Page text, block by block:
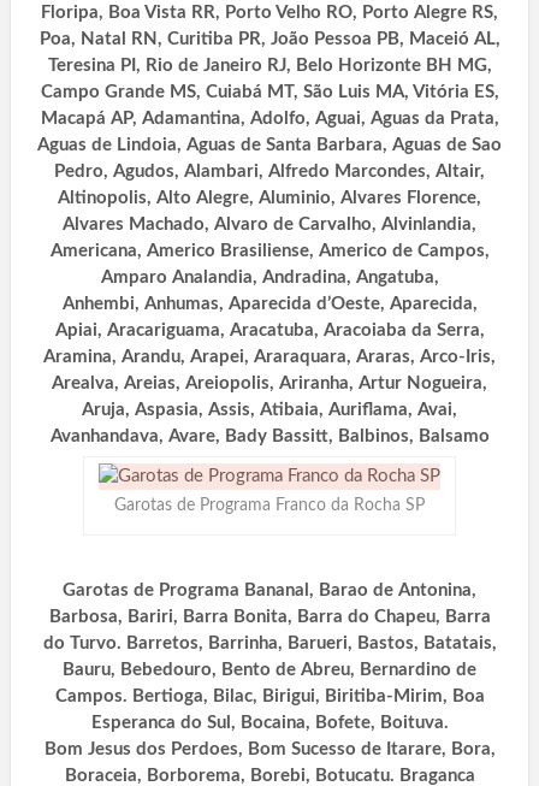
Floripa, Boa Vista RR, Porto Velho RO, Porto Alegre RS,
Poa, Natal RN, Curitiba PR, João Pessoa PB, Maceió AL,
Teresina PI, Rio de Janeiro RJ, Belo Horizonte BH MG,
Campo Grande MS, Cuiabá MT, São Luis MA, Vitória ES,
Macapá AP, Adamantina, Adolfo, Aguai, Aguas da Prata,
Aguas de Lindoia, Aguas de Santa Barbara, Aguas de Sao
Pedro, Agudos, Alambari, Alfredo Marcondes, Altair,
Altinopolis, Alto Alegre, Aluminio, Alvares Florence,
Alvares Machado, Alvaro de Carvalho, Alvinlandia,
Americana, Americo Brasiliense, Americo de Campos,
Amparo Analandia, Andradina, Angatuba,
Anhembi, Anhumas, Aparecida d’Oeste, Aparecida,
Apiai, Aracariguama, Aracatuba, Aracoiaba da Serra,
Aramina, Arandu, Arapei, Araraquara, Araras, Arco-Iris,
Arealva, Areias, Areiopolis, Ariranha, Artur Nogueira,
Aruja, Aspasia, Assis, Atibaia, Auriflama, Avai,
Avanhandava, Avare, Bady Bassitt, Balbinos, Balsamo
Garotas de Programa Franco da Rocha SP
Garotas de Programa Bananal, Barao de Antonina,
Barbosa, Bariri, Barra Bonita, Barra do Chapeu, Barra
do Turvo. Barretos, Barrinha, Barueri, Bastos, Batatais,
Bauru, Bebedouro, Bento de Abreu, Bernardino de
Campos. Bertioga, Bilac, Birigui, Biritiba-Mirim, Boa
Esperanca do Sul, Bocaina, Bofete, Boituva.
Bom Jesus dos Perdoes, Bom Sucesso de Itarare, Bora,
Boraceia, Borborema, Borebi, Botucatu. Braganca